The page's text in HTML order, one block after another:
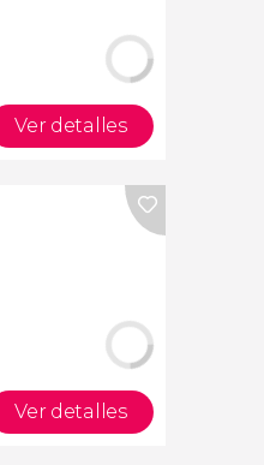
Ver detalles
Ver detalles